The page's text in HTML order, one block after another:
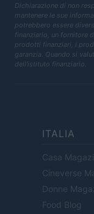
Dichiarazione di non
mantenere le sue
potrebbero essere
finanziario, un fornitore
prodotti finanziari, i
garanzia. Quando si
dell'istituto finanziario.
ITALIA
Casa
Cineverse
Donne
Food Blog